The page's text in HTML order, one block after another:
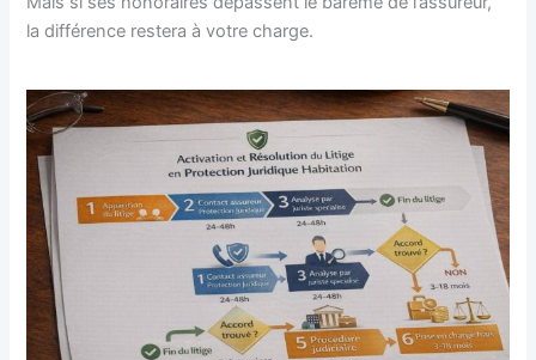
la différence restera à votre charge.